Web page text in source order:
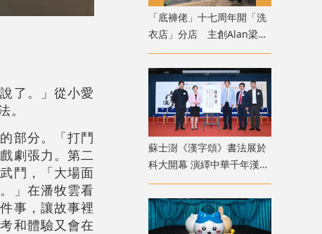
了。」從小愛
。
部分。「打鬥
劇張力。第二
鬥，「大場面
」在潘牧雲看
事，讓故事裡
和體驗又會在
「底褲佬」十七周年開「洗
衣店」分店 主創Alan梁
二：誕生於誤會的公仔趣談
港幽默
蘇士澍《漢字頌》書法展於
科大開幕 演繹中華千年漢字
文脈